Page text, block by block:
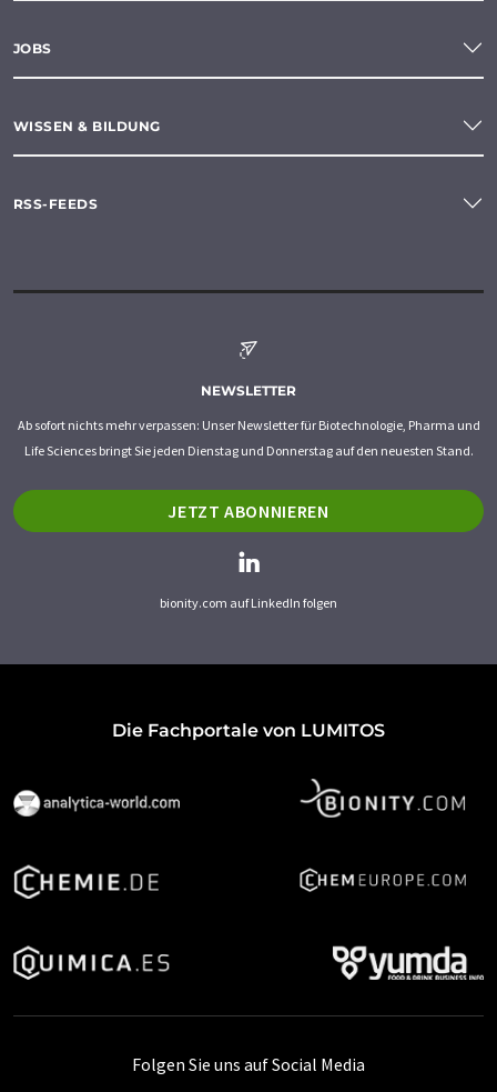
JOBS
WISSEN & BILDUNG
RSS-FEEDS
NEWSLETTER
Ab sofort nichts mehr verpassen: Unser Newsletter für Biotechnologie, Pharma und
Life Sciences bringt Sie jeden Dienstag und Donnerstag auf den neuesten Stand.
JETZT ABONNIEREN
bionity.com auf LinkedIn folgen
Die Fachportale von LUMITOS
Folgen Sie uns auf Social Media